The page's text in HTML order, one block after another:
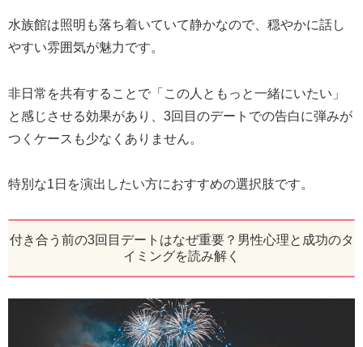
水族館は照明も落ち着いていて静かなので、穏やかに話し
やすい雰囲気が魅力です。
非日常を共有することで「この人ともっと一緒にいたい」
と感じさせる効果があり、3回目のデートでの告白に弾みが
つくケースも少なくありません。
特別な1日を演出したい方におすすめの選択肢です。
付き合う前の3回目デートはなぜ重要？男性心理と成功のタ
イミングを読み解く